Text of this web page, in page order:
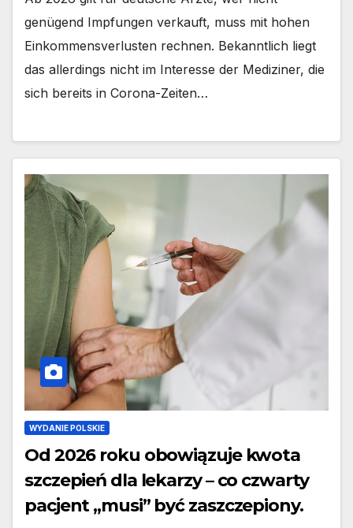
genügend Impfungen verkauft, muss mit hohen
Einkommensverlusten rechnen. Bekanntlich liegt
das allerdings nicht im Interesse der Mediziner, die
sich bereits in Corona-Zeiten…
WYDANIE POLSKIE
Od 2026 roku obowiązuje kwota
szczepień dla lekarzy – co czwarty
pacjent „musi” być zaszczepiony.